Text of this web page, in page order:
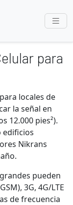
para
locales de
la señal en
12.000 pies²).
edificios
Nikrans
pueden
3G, 4G/LTE
de frecuencia